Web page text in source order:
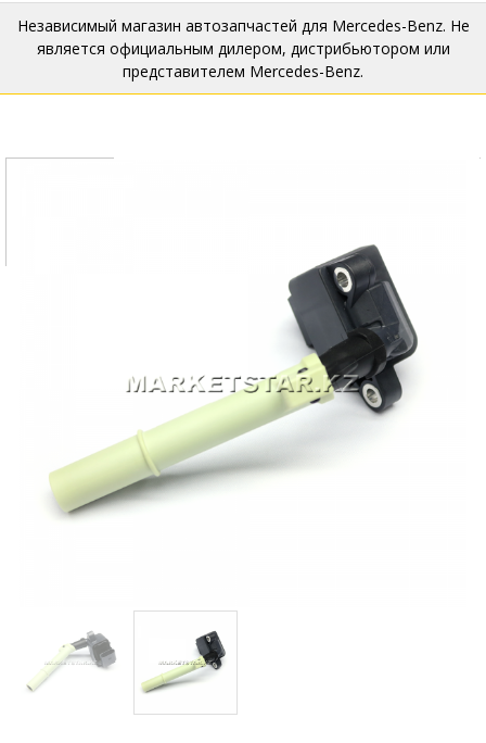
Независимый магазин автозапчастей для Mercedes-Benz. Не
является официальным дилером, дистрибьютором или
представителем Mercedes-Benz.